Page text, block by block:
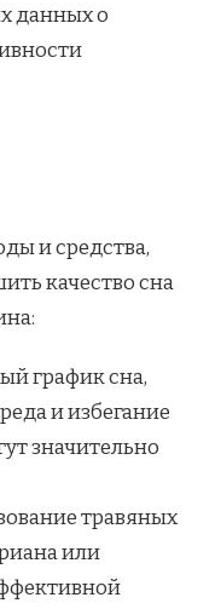
данных о
и средства,
качество сна
график сна,
и избегание
значительно
травяных
или